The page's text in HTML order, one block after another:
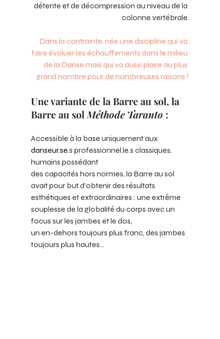
détente et de décompression au niveau de la
colonne vertébrale.
Dans la contrainte, née une discipline qui va
faire évoluer les échauffements dans le milieu
de la Danse mais qui va aussi plaire au plus
grand nombre pour de nombreuses raisons !
Une variante de la Barre au sol, la
Barre au sol Méthode Taranto :
Accessible à la base uniquement aux
danseur.se.s professionnel.le.s classiques,
humains possédant
des capacités hors normes, la Barre au sol
avait pour but d’obtenir des résultats
esthétiques et extraordinaires : une extrême
souplesse de la globalité du corps avec un
focus sur les jambes et le dos,
un en-dehors toujours plus franc, des jambes
toujours plus hautes…